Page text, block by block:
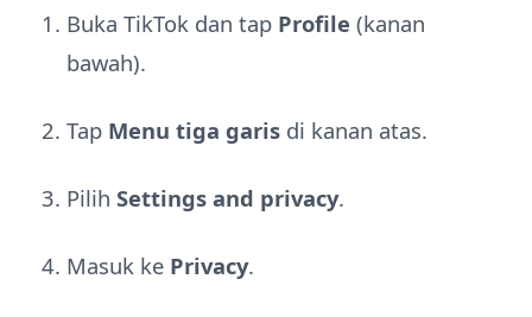
Buka TikTok dan tap Profile (kanan
bawah).
Tap Menu tiga garis di kanan atas.
Pilih Settings and privacy.
Masuk ke Privacy.